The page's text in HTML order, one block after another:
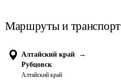
Маршруты и транспорт
Алтайский край
→
Рубцовск
Алтайский край